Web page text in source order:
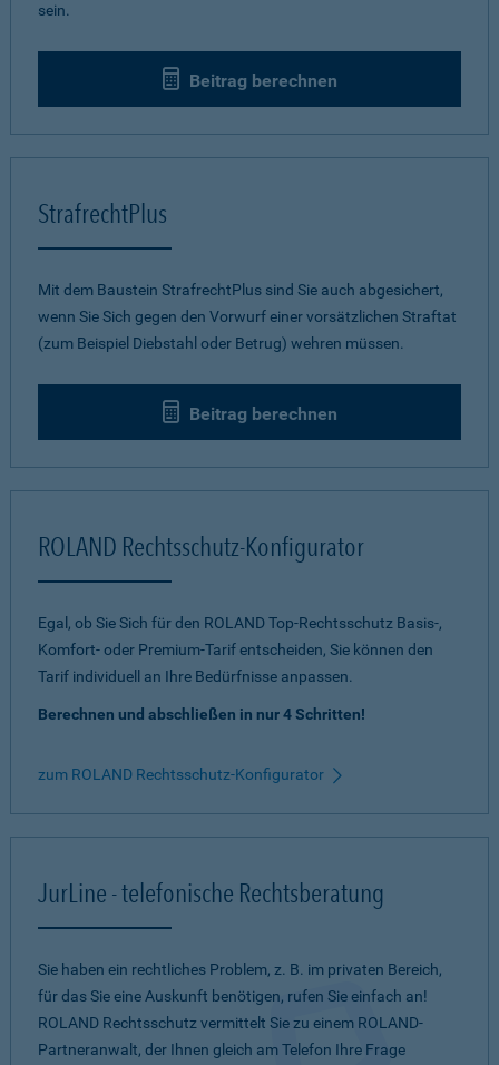
sein.
Beitrag berechnen
StrafrechtPlus
Mit dem Baustein StrafrechtPlus sind Sie auch abgesichert,
wenn Sie Sich gegen den Vorwurf einer vorsätzlichen Straftat
(zum Beispiel Diebstahl oder Betrug) wehren müssen.
Beitrag berechnen
ROLAND Rechtsschutz-Konfigurator
Egal, ob Sie Sich für den ROLAND Top-Rechtsschutz Basis-,
Komfort- oder Premium-Tarif entscheiden, Sie können den
Tarif individuell an Ihre Bedürfnisse anpassen.
Berechnen und abschließen in nur 4 Schritten!
zum ROLAND Rechtsschutz-Konfigurator
JurLine - telefonische Rechtsberatung
Sie haben ein rechtliches Problem, z. B. im privaten Bereich,
für das Sie eine Auskunft benötigen, rufen Sie einfach an!
ROLAND Rechtsschutz vermittelt Sie zu einem ROLAND-
Partneranwalt, der Ihnen gleich am Telefon Ihre Frage